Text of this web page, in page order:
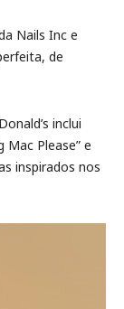
Nails Inc e
de
inclui
Please” e
inspirados nos